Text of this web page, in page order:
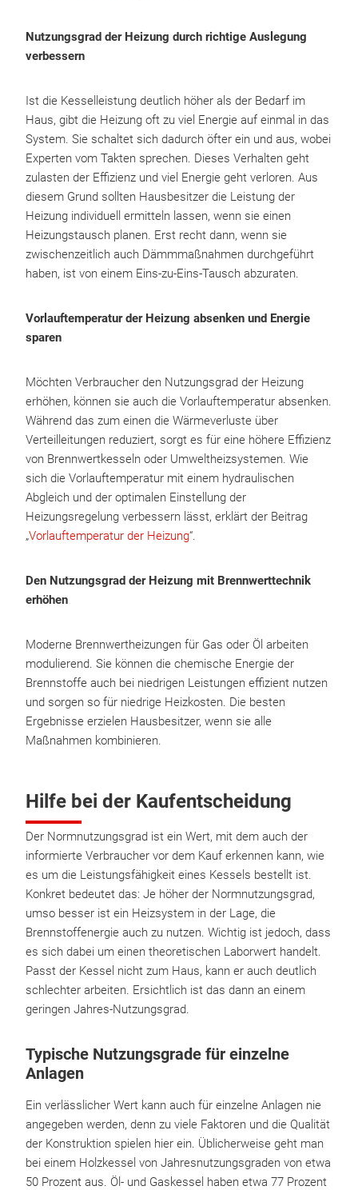
Nutzungsgrad der Heizung durch richtige Auslegung
verbessern
Ist die Kesselleistung deutlich höher als der Bedarf im
Haus, gibt die Heizung oft zu viel Energie auf einmal in das
System. Sie schaltet sich dadurch öfter ein und aus, wobei
Experten vom Takten sprechen. Dieses Verhalten geht
zulasten der Effizienz und viel Energie geht verloren. Aus
diesem Grund sollten Hausbesitzer die Leistung der
Heizung individuell ermitteln lassen, wenn sie einen
Heizungstausch planen. Erst recht dann, wenn sie
zwischenzeitlich auch Dämmmaßnahmen durchgeführt
haben, ist von einem Eins-zu-Eins-Tausch abzuraten.
Vorlauftemperatur der Heizung absenken und Energie
sparen
Möchten Verbraucher den Nutzungsgrad der Heizung
erhöhen, können sie auch die Vorlauftemperatur absenken.
Während das zum einen die Wärmeverluste über
Verteilleitungen reduziert, sorgt es für eine höhere Effizienz
von Brennwertkesseln oder Umweltheizsystemen. Wie
sich die Vorlauftemperatur mit einem hydraulischen
Abgleich und der optimalen Einstellung der
Heizungsregelung verbessern lässt, erklärt der Beitrag
„Vorlauftemperatur der Heizung“.
Den Nutzungsgrad der Heizung mit Brennwerttechnik
erhöhen
Moderne Brennwertheizungen für Gas oder Öl arbeiten
modulierend. Sie können die chemische Energie der
Brennstoffe auch bei niedrigen Leistungen effizient nutzen
und sorgen so für niedrige Heizkosten. Die besten
Ergebnisse erzielen Hausbesitzer, wenn sie alle
Maßnahmen kombinieren.
Hilfe bei der Kaufentscheidung
Der Normnutzungsgrad ist ein Wert, mit dem auch der
informierte Verbraucher vor dem Kauf erkennen kann, wie
es um die Leistungsfähigkeit eines Kessels bestellt ist.
Konkret bedeutet das: Je höher der Normnutzungsgrad,
umso besser ist ein Heizsystem in der Lage, die
Brennstoffenergie auch zu nutzen. Wichtig ist jedoch, dass
es sich dabei um einen theoretischen Laborwert handelt.
Passt der Kessel nicht zum Haus, kann er auch deutlich
schlechter arbeiten. Ersichtlich ist das dann an einem
geringen Jahres-Nutzungsgrad.
Typische Nutzungsgrade für einzelne
Anlagen
Ein verlässlicher Wert kann auch für einzelne Anlagen nie
angegeben werden, denn zu viele Faktoren und die Qualität
der Konstruktion spielen hier ein. Üblicherweise geht man
bei einem Holzkessel von Jahresnutzungsgraden von etwa
50 Prozent aus. Öl- und Gaskessel haben etwa 77 Prozent